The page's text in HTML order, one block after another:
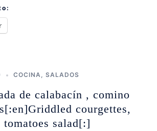
COCINA, SALADOS
de calabacín , comino
courgettes,
tomatoes salad[:]